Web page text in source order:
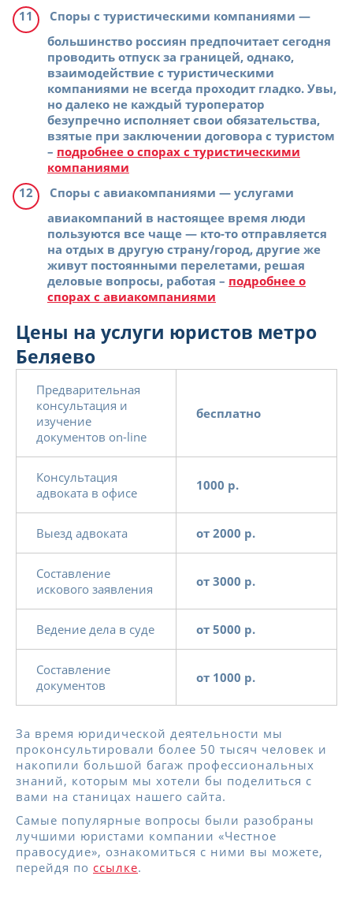
Споры с туристическими компаниями —
большинство россиян предпочитает сегодня
проводить отпуск за границей, однако,
взаимодействие с туристическими
компаниями не всегда проходит гладко. Увы,
но далеко не каждый туроператор
безупречно исполняет свои обязательства,
взятые при заключении договора с туристом
– подробнее о спорах с туристическими
компаниями
Споры с авиакомпаниями — услугами
авиакомпаний в настоящее время люди
пользуются все чаще — кто-то отправляется
на отдых в другую страну/город, другие же
живут постоянными перелетами, решая
деловые вопросы, работая – подробнее о
спорах с авиакомпаниями
Цены на услуги юристов метро
Беляево
Предварительная
консультация и
изучение
документов on-line
бесплатно
Консультация
адвоката в офисе
1000 р.
Выезд адвоката от 2000 р.
Составление
искового заявления
от 3000 р.
Ведение дела в суде от 5000 р.
Составление
документов
от 1000 р.
За время юридической деятельности мы
проконсультировали более 50 тысяч человек и
накопили большой багаж профессиональных
знаний, которым мы хотели бы поделиться с
вами на станицах нашего сайта.
Самые популярные вопросы были разобраны
лучшими юристами компании «Честное
правосудие», ознакомиться с ними вы можете,
перейдя по ссылке.